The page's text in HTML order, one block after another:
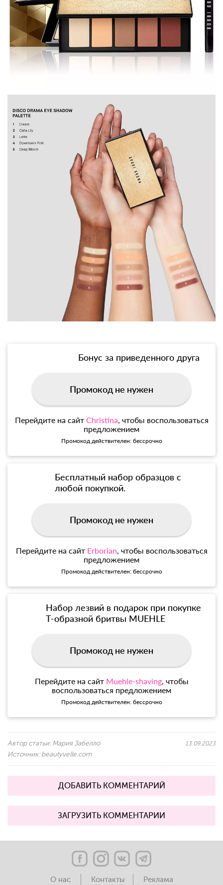
Бонус за приведенного друга
Промокод не нужен
Перейдите на сайт Christina , чтобы воспользоваться
предложением
Промокод действителен: бессрочно
Бесплатный набор образцов с
любой покупкой.
Промокод не нужен
Перейдите на сайт Erborian , чтобы воспользоваться
предложением
Промокод действителен: бессрочно
Набор лезвий в подарок при покупке
Т-образной бритвы MUEHLE
Промокод не нужен
Перейдите на сайт Muehle-shaving, чтобы
воспользоваться предложением
Промокод действителен: бессрочно
Автор статьи: Мария Забелло
Источник: beautyvelle.com
13.09.2023
ДОБАВИТЬ КОММЕНТАРИЙ
ЗАГРУЗИТЬ КОММЕНТАРИИ
О нас Контакты Реклама